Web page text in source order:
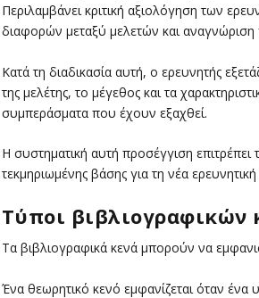
Περιλαμβάνει κριτική αξιολόγηση των
διαφορών μεταξύ μελετών και αναγνώριση
Κατά τη διαδικασία αυτή, ο ερευνητής
της μελέτης, το μέγεθος και τα
συμπεράσματα που έχουν εξαχθεί.
Η συστηματική αυτή προσέγγιση
τεκμηριωμένης βάσης για τη νέα
Τύποι βιβλιογραφικών
Τα βιβλιογραφικά κενά μπορούν να
Ένα θεωρητικό κενό εμφανίζεται όταν